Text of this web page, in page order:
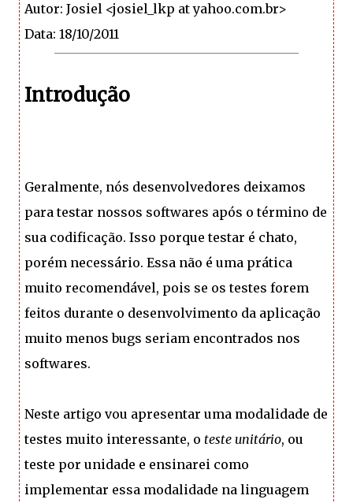
Autor: Josiel <josiel_lkp at yahoo.com.br>
Data: 18/10/2011
Introdução
Geralmente, nós desenvolvedores deixamos
para testar nossos softwares após o término de
sua codificação. Isso porque testar é chato,
porém necessário. Essa não é uma prática
muito recomendável, pois se os testes forem
feitos durante o desenvolvimento da aplicação
muito menos bugs seriam encontrados nos
softwares.
Neste artigo vou apresentar uma modalidade de
testes muito interessante, o teste unitário, ou
teste por unidade e ensinarei como
implementar essa modalidade na linguagem